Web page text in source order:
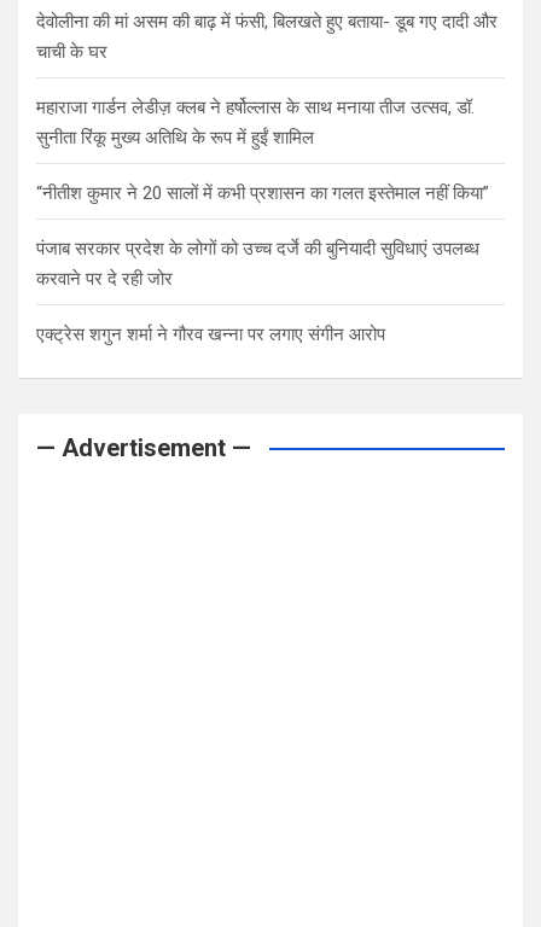
देवोलीना की मां असम की बाढ़ में फंसी, बिलखते हुए बताया- डूब गए दादी और
चाची के घर
महाराजा गार्डन लेडीज़ क्लब ने हर्षोल्लास के साथ मनाया तीज उत्सव, डॉ.
सुनीता रिंकू मुख्य अतिथि के रूप में हुईं शामिल
“नीतीश कुमार ने 20 सालों में कभी प्रशासन का गलत इस्तेमाल नहीं किया”
पंजाब सरकार प्रदेश के लोगों को उच्च दर्जे की बुनियादी सुविधाएं उपलब्ध
करवाने पर दे रही जोर
एक्ट्रेस शगुन शर्मा ने गौरव खन्ना पर लगाए संगीन आरोप
— Advertisement —